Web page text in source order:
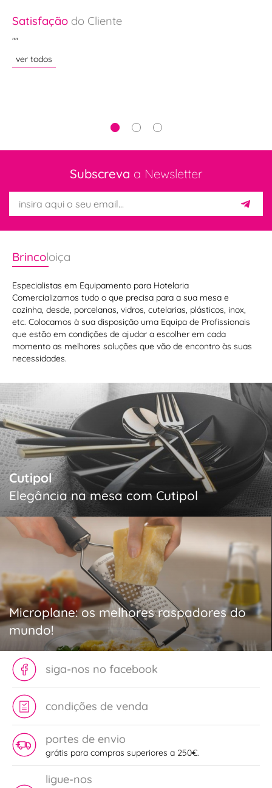
Satisfação do Cliente
""
ver todos
Subscreva a Newsletter
Brincoloiça
Especialistas em Equipamento para Hotelaria
Comercializamos tudo o que precisa para a sua mesa e
cozinha, desde, porcelanas, vidros, cutelarias, plásticos, inox,
etc. Colocamos à sua disposição uma Equipa de Profissionais
que estão em condições de ajudar a escolher em cada
momento as melhores soluções que vão de encontro às suas
necessidades.
Cutipol
Elegância na mesa com Cutipol
Microplane: os melhores raspadores do
mundo!
siga-nos no facebook
condições de venda
portes de envio
grátis para compras superiores a 250€.
ligue-nos